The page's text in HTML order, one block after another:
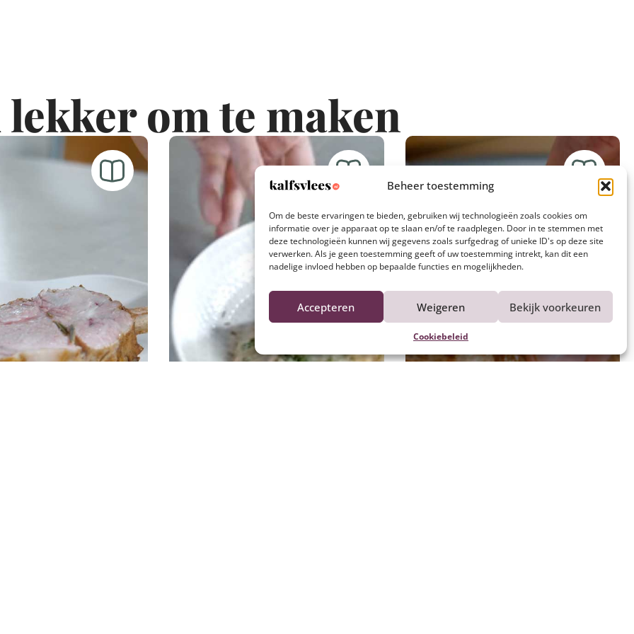
Beheer toestemming
Om de beste ervaringen te bieden, gebruiken wij technologieën zoals cookies om
informatie over je apparaat op te slaan en/of te raadplegen. Door in te stemmen met
deze technologieën kunnen wij gegevens zoals surfgedrag of unieke ID's op deze site
verwerken. Als je geen toestemming geeft of uw toestemming intrekt, kan dit een
nadelige invloed hebben op bepaalde functies en mogelijkheden.
Accepteren Weigeren Bekijk voorkeuren
Cookiebeleid
om te maken